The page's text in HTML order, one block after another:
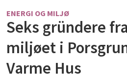
ENERGI OG MILJØ
Seks gründere
miljøet i
Varme Hus